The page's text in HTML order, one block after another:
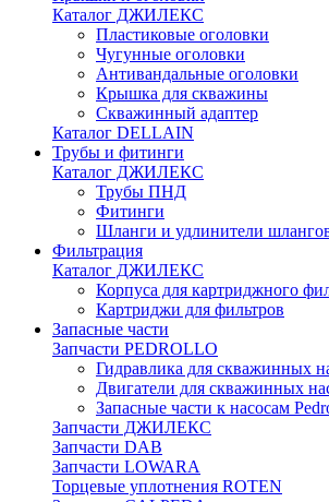
Каталог ДЖИЛЕКС
Пластиковые оголовки
Чугунные оголовки
Антивандальные оголовки
Крышка для скважины
Скважинный адаптер
Каталог DELLAIN
Трубы и фитинги
Каталог ДЖИЛЕКС
Трубы ПНД
Фитинги
Шланги и удлинители
Фильтрация
Каталог ДЖИЛЕКС
Корпуса для картриджного
Картриджи для фильтров
Запасные части
Запчасти PEDROLLO
Гидравлика для скважинных
Двигатели для скважинных
Запасные части к насосам
Запчасти ДЖИЛЕКС
Запчасти DAB
Запчасти LOWARA
Торцевые уплотнения ROTEN